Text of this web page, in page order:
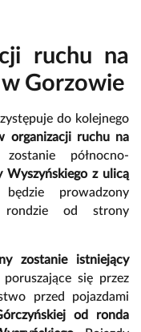
ruchu na
Gorzowie
do kolejnego
organizacji ruchu na
zostanie północno-
Wyszyńskiego z ulicą
prowadzony
rondzie od strony
zostanie istniejący
się przez
przed pojazdami
od ronda